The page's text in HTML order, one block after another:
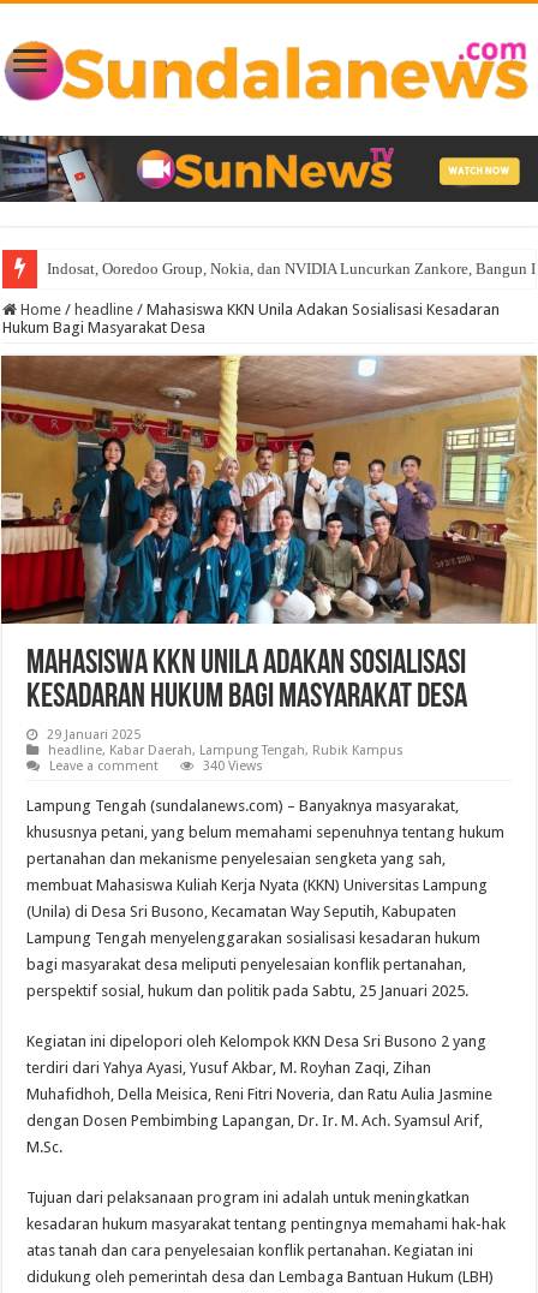
Indosat, Ooredoo Group, Nokia, dan NVIDIA Luncurkan Zankore, Bangun
Home / headline / Mahasiswa KKN Unila Adakan Sosialisasi Kesadaran
Hukum Bagi Masyarakat Desa
Mahasiswa KKN Unila Adakan Sosialisasi
Kesadaran Hukum Bagi Masyarakat Desa
29 Januari 2025
headline, Kabar Daerah, Lampung Tengah, Rubik Kampus
Leave a comment
340 Views
Lampung Tengah (sundalanews.com) – Banyaknya masyarakat,
khususnya petani, yang belum memahami sepenuhnya tentang hukum
pertanahan dan mekanisme penyelesaian sengketa yang sah,
membuat Mahasiswa Kuliah Kerja Nyata (KKN) Universitas Lampung
(Unila) di Desa Sri Busono, Kecamatan Way Seputih, Kabupaten
Lampung Tengah menyelenggarakan sosialisasi kesadaran hukum
bagi masyarakat desa meliputi penyelesaian konflik pertanahan,
perspektif sosial, hukum dan politik pada Sabtu, 25 Januari 2025.
Kegiatan ini dipelopori oleh Kelompok KKN Desa Sri Busono 2 yang
terdiri dari Yahya Ayasi, Yusuf Akbar, M. Royhan Zaqi, Zihan
Muhafidhoh, Della Meisica, Reni Fitri Noveria, dan Ratu Aulia Jasmine
dengan Dosen Pembimbing Lapangan, Dr. Ir. M. Ach. Syamsul Arif,
M.Sc.
Tujuan dari pelaksanaan program ini adalah untuk meningkatkan
kesadaran hukum masyarakat tentang pentingnya memahami hak-hak
atas tanah dan cara penyelesaian konflik pertanahan. Kegiatan ini
didukung oleh pemerintah desa dan Lembaga Bantuan Hukum (LBH)